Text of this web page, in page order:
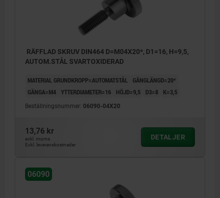
RÄFFLAD SKRUV DIN464 D=M04X20*, D1=16, H=9,5,
AUTOM.STÅL SVARTOXIDERAD
MATERIAL GRUNDKROPP=AUTOMATSTÅL
GÄNGLÄNGD=20*
GÄNGA=M4 YTTERDIAMETER=16 HÖJD=9,5 D3=8 K=3,5
Beställningsnummer: 06090-04X20
13,76 kr
exkl. moms
Exkl. leveranskostnader
DETALJER
06090